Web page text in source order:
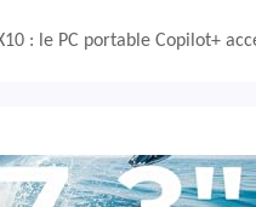
: le PC portable Copilot+